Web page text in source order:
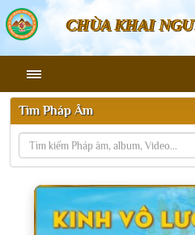
CHÙA KHAI
Tìm Pháp Âm